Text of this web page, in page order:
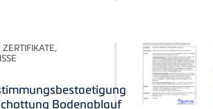
Bodenablauf